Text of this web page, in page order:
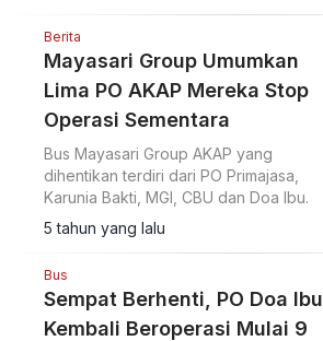
Berita
Mayasari Group Umumkan
Lima PO AKAP Mereka Stop
Operasi Sementara
Bus Mayasari Group AKAP yang
dihentikan terdiri dari PO Primajasa,
Karunia Bakti, MGI, CBU dan Doa Ibu.
5 tahun yang lalu
Bus
Sempat Berhenti, PO Doa Ibu
Kembali Beroperasi Mulai 9